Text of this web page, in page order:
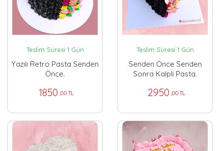
Teslim Süresi 1 Gün
Yazılı Retro Pasta Senden
Önce.
1850 ,00 TL
Teslim Süresi 1 Gün
Senden Önce Senden
Sonra Kalpli Pasta.
2950 ,00 TL